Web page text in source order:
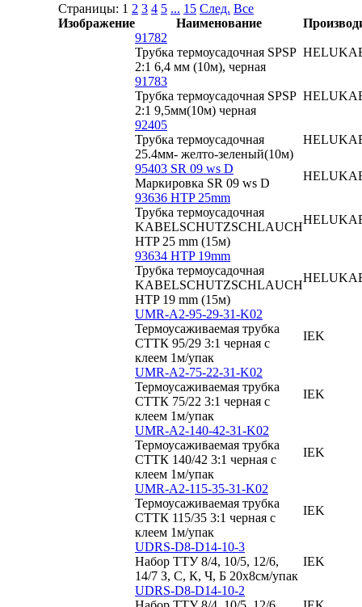
Страницы: 1 2 3 4 5 ... 15 След. Все
Изображение
Наименование
91782
Трубка термоусадочная SPSP
2:1 6,4 мм (10м), черная
91783
Трубка термоусадочная SPSP
2:1 9,5мм(10м) черная
92405
Трубка термоусадочная
25.4мм- желто-зеленый(10м)
95403 SR 09 ws D
Маркировка SR 09 ws D
93636 HTP 25mm
Трубка термоусадочная
KABELSCHUTZSCHLAUCH
HTP 25 mm (15м)
93634 HTP 19mm
Трубка термоусадочная
KABELSCHUTZSCHLAUCH
HTP 19 mm (15м)
UMR-A2-95-29-31-K02
Термоусаживаемая трубка
СТТК 95/29 3:1 черная с
клеем 1м/упак
IEK
UMR-A2-75-22-31-K02
Термоусаживаемая трубка
СТТК 75/22 3:1 черная с
клеем 1м/упак
IEK
UMR-A2-140-42-31-K02
Термоусаживаемая трубка
СТТК 140/42 3:1 черная с
клеем 1м/упак
IEK
UMR-A2-115-35-31-K02
Термоусаживаемая трубка
СТТК 115/35 3:1 черная с
клеем 1м/упак
IEK
UDRS-D8-D14-10-3
Набор ТТУ 8/4, 10/5, 12/6,
14/7 З, С, К, Ч, Б 20х8см/упак
IEK
UDRS-D8-D14-10-2